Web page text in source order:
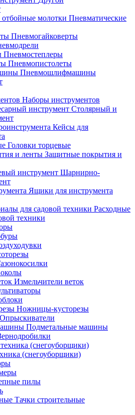
Пневматические
Пневмогайковерты
Пневмостеплеры
Пневмопистолеты
Пневмошлифмашины
Наборы инструментов
Столярный и
Кейсы для
Головки торцевые
Защитные покрытия и
Шарнирно-
Ящики для инструмента
Расходные
техники
Измельчители веток
Ножницы-кусторезы
Опрыскиватели
Подметальные машины
(снегоуборщики)
пилы
Тачки строительные